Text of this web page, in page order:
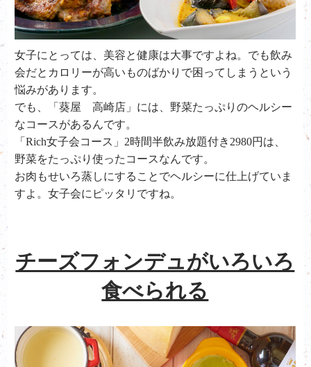
女子にとっては、美容と健康は大事ですよね。でも飲み
会だとカロリーが高いものばかりで困ってしまうという
悩みがあります。
でも、「葵屋 高崎店」には、野菜たっぷりのヘルシー
なコースがあるんです。
「Rich女子会コース」2時間半飲み放題付き2980円は、
野菜をたっぷり使ったコースなんです。
お肉もせいろ蒸しにすることでヘルシーに仕上げていま
すよ。女子会にピッタリですね。
チーズフォンデュがいろいろ
食べられる